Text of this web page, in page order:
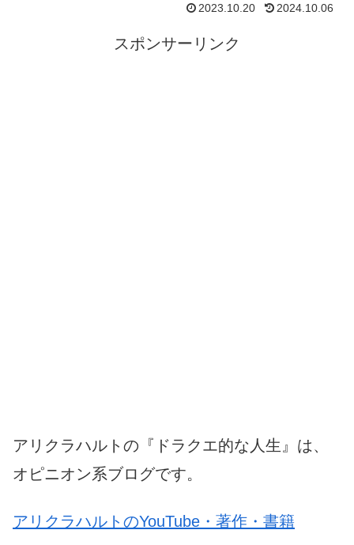
2023.10.20 2024.10.06
スポンサーリンク
アリクラハルトの『ドラクエ的な人生』は、
オピニオン系ブログです。
アリクラハルトのYouTube・著作・書籍